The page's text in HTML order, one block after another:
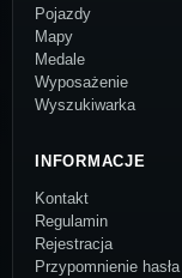
Pojazdy
Mapy
Medale
Wyposażenie
Wyszukiwarka
INFORMACJE
Kontakt
Regulamin
Rejestracja
Przypomnienie hasła